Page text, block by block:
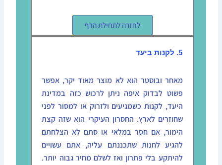
לחזרה לתחילת הדף
5. לקנות ביעד
מאחר ובוסטר הוא לא מוצר מאוד יקר, אפשר
פשוט לבדוק איפה ניתן לרכוש כזה במדינת
היעד, לקנות כשמגיעים ולזרוק או למסור לפני
שחוזרים לארץ. החסרון העיקרי הוא שזה קצת
הימור, אם חסר במלאי או סתם לא הצלחתם
להגיע לחנות שתכננתם עליה, אתם עשויים
להיתקע בלי פתרון ואז לשלם מחיר גבוה יותר.